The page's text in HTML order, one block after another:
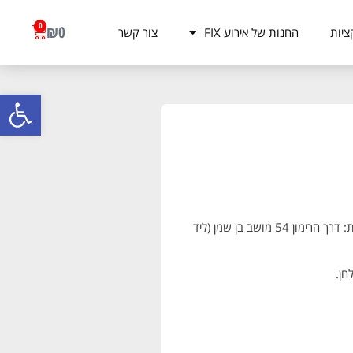
פתח
החנות של אירוע FIX צור קשר ₪0
0
משלוח עד הבית בתוך 3 ימי עסקים (85 ₪) | איסוף עצמי בכתובת: דרך הרימון 54 מושב בן שמן (ליד